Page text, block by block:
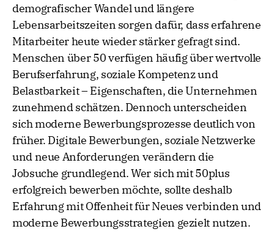
demografischer Wandel und längere
Lebensarbeitszeiten sorgen dafür, dass erfahrene
Mitarbeiter heute wieder stärker gefragt sind.
Menschen über 50 verfügen häufig über wertvolle
Berufserfahrung, soziale Kompetenz und
Belastbarkeit – Eigenschaften, die Unternehmen
zunehmend schätzen. Dennoch unterscheiden
sich moderne Bewerbungsprozesse deutlich von
früher. Digitale Bewerbungen, soziale Netzwerke
und neue Anforderungen verändern die
Jobsuche grundlegend. Wer sich mit 50plus
erfolgreich bewerben möchte, sollte deshalb
Erfahrung mit Offenheit für Neues verbinden und
moderne Bewerbungsstrategien gezielt nutzen.